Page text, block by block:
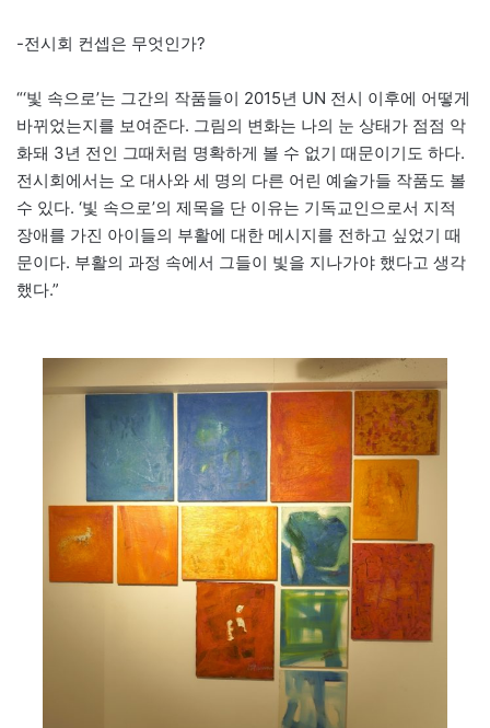
-전시회 컨셉은 무엇인가?
“‘빛 속으로’는 그간의 작품들이 2015년 UN 전시 이후에 어떻게
바뀌었는지를 보여준다. 그림의 변화는 나의 눈 상태가 점점 악
화돼 3년 전인 그때처럼 명확하게 볼 수 없기 때문이기도 하다.
전시회에서는 오 대사와 세 명의 다른 어린 예술가들 작품도 볼
수 있다. ‘빛 속으로’의 제목을 단 이유는 기독교인으로서 지적
장애를 가진 아이들의 부활에 대한 메시지를 전하고 싶었기 때
문이다. 부활의 과정 속에서 그들이 빛을 지나가야 했다고 생각
했다.”